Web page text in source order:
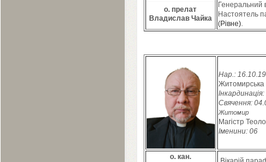
о. прелат
Владислав Чайка
Генеральний
Настоятель
(Рівне).
Нар.: 16.10.
Житомирська
Інкардинація:
Свячення: 04.
Житомир
Магістр
Іменини: 06
о. кан.